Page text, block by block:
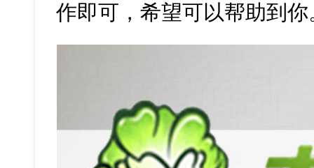
作即可，希望可以帮助到你